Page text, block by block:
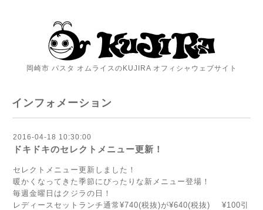
岡崎市 パスタ オムライスのKUJIRA オフィシャウェブサイト
インフォメーション
2016-04-18 10:30:00
ドキドキのセレクトメニュー更新！
セレクトメニュー更新しました！
暖かくなってきた季節にぴったりな新メニュー登場！
毎週金曜日はクジラの日！
レディースセットランチ通常¥740(税抜)が¥640(税抜) ¥100引